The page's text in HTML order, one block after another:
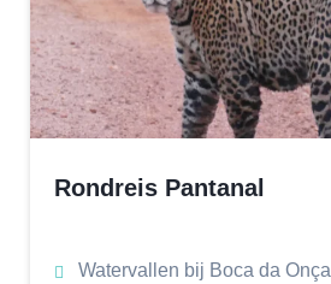
Rondreis Pantanal
Watervallen bij Boca da Onça